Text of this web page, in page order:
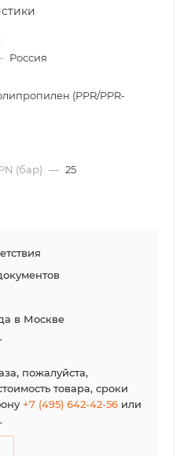
Россия
(PPR/PPR-
(бар) — 25
в Москве
пожалуйста,
товара, сроки
+7 (495) 642-42-56 или
.